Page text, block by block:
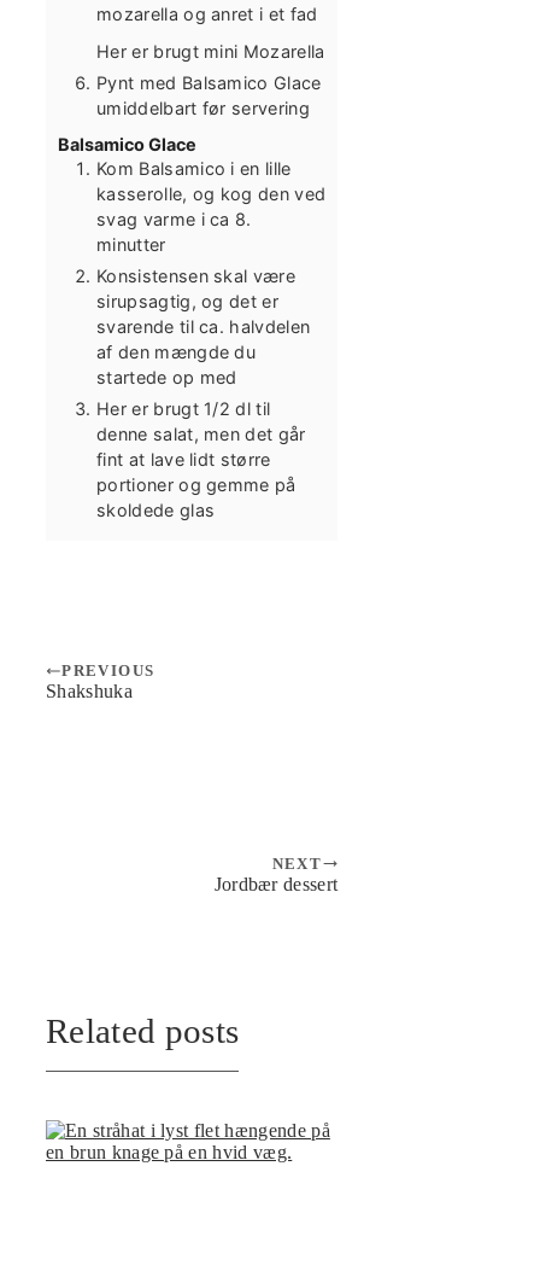
mozarella og anret i et fad
Her er brugt mini Mozarella
Pynt med Balsamico Glace
umiddelbart før servering
Balsamico Glace
Kom Balsamico i en lille
kasserolle, og kog den ved
svag varme i ca 8.
minutter
Konsistensen skal være
sirupsagtig, og det er
svarende til ca. halvdelen
af den mængde du
startede op med
Her er brugt 1/2 dl til
denne salat, men det går
fint at lave lidt større
portioner og gemme på
skoldede glas
PREVIOUS
Shakshuka
NEXT
Jordbær dessert
Related posts